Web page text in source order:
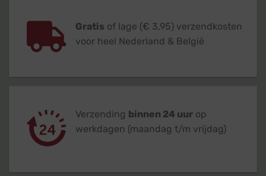
Gratis of lage (€ 3,95) verzendkosten
voor heel Nederland & België
Verzending binnen 24 uur op
werkdagen (maandag t/m vrijdag)